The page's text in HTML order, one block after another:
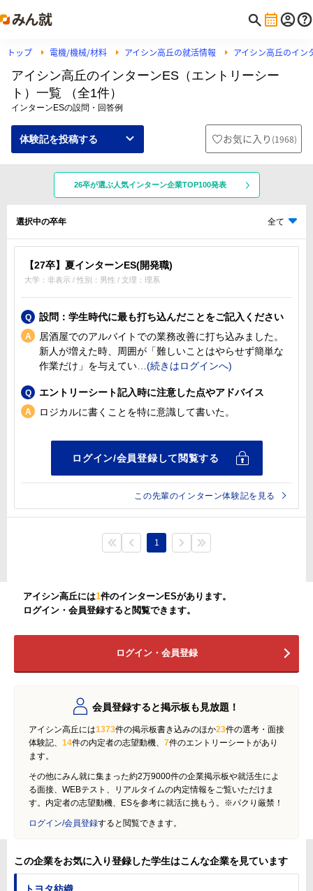
トップ 電機/機械/材料 アイシン高丘の就活情報 アイシン高丘のイン
アイシン高丘のインターンES（エントリーシー
ト）一覧 （全1件）
インターンESの設問・回答例
体験記を投稿する お気に入り (1968)
26卒が選ぶ人気インターン企業TOP100発表
選択中の卒年 全て
【27卒】夏インターンES(開発職)
大学：非表示 / 性別：男性 / 文理：理系
設問：学生時代に最も打ち込んだことをご記入ください
居酒屋でのアルバイトでの業務改善に打ち込みました。
新人が増えた時、周囲が「難しいことはやらせず簡単な
作業だけ」を与えてい
エントリーシート記入時に注意した点やアドバイス
ロジカルに書くことを特に意識して書いた。
この先輩のインターン体験記を見る
1
アイシン高丘には1件のインターンESがあります。
ログイン・会員登録すると閲覧できます。
ログイン・会員登録
会員登録すると掲示板も見放題！
アイシン高丘には1373件の掲示板書き込みのほか23件の選考・面接
体験記、 14件の内定者の志望動機、 7件のエントリーシートがあり
ます。
その他にみん就に集まった約2万9000件の企業掲示板や就活生によ
る面接、WEBテスト、リアルタイムの内定情報をご覧いただけま
す。内定者の志望動機、ESを参考に就活に挑もう。※パクり厳禁！
ログイン/会員登録すると閲覧できます。
この企業をお気に入り登録した学生はこんな企業を見ています
トヨタ紡織